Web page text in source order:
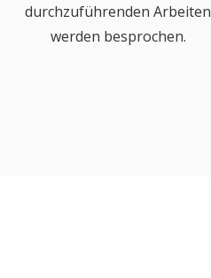
durchzuführenden Arbeiten
werden besprochen.